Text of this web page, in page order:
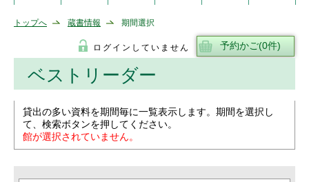
トップへ 蔵書情報 期間選択
ログインしていません
ベストリーダー
貸出の多い資料を期間毎に一覧表示します。期間を選択し
て、検索ボタンを押してください。
館が選択されていません。